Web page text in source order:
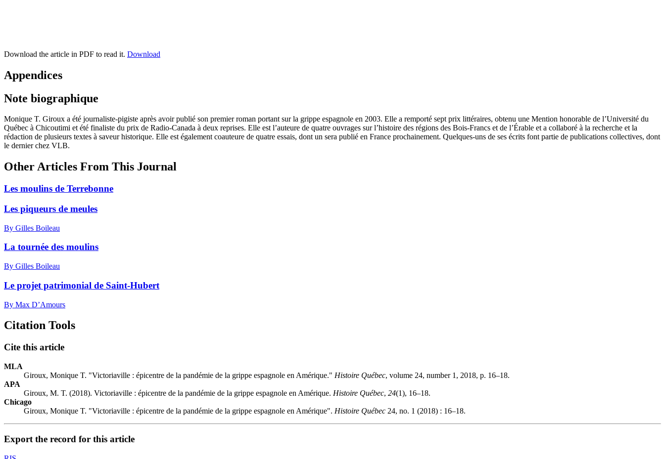
Download the article in PDF to read it. Download
Appendices
Note biographique
Monique T. Giroux a été journaliste-pigiste après avoir publié son premier roman portant sur la grippe espagnole en 2003. Elle a remporté sept prix littéraires, obtenu une Mention honorable de l’Université du
Québec à Chicoutimi et été finaliste du prix de Radio-Canada à deux reprises. Elle est l’auteure de quatre ouvrages sur l’histoire des régions des Bois-Francs et de l’Érable et a collaboré à la recherche et la
rédaction de plusieurs textes à saveur historique. Elle est également coauteure de quatre essais, dont un sera publié en France prochainement. Quelques-uns de ses écrits font partie de publications collectives, dont
le dernier chez VLB.
Other Articles From This Journal
Les moulins de Terrebonne
Les piqueurs de meules
By Gilles Boileau
La tournée des moulins
By Gilles Boileau
Le projet patrimonial de Saint-Hubert
By Max D’Amours
Citation Tools
Cite this article
MLA
Giroux, Monique T. "Victoriaville : épicentre de la pandémie de la grippe espagnole en Amérique." Histoire Québec, volume 24, number 1, 2018, p. 16–18.
APA
Giroux, M. T. (2018). Victoriaville : épicentre de la pandémie de la grippe espagnole en Amérique. Histoire Québec, 24(1), 16–18.
Chicago
Giroux, Monique T. "Victoriaville : épicentre de la pandémie de la grippe espagnole en Amérique". Histoire Québec 24, no. 1 (2018) : 16–18.
Export the record for this article